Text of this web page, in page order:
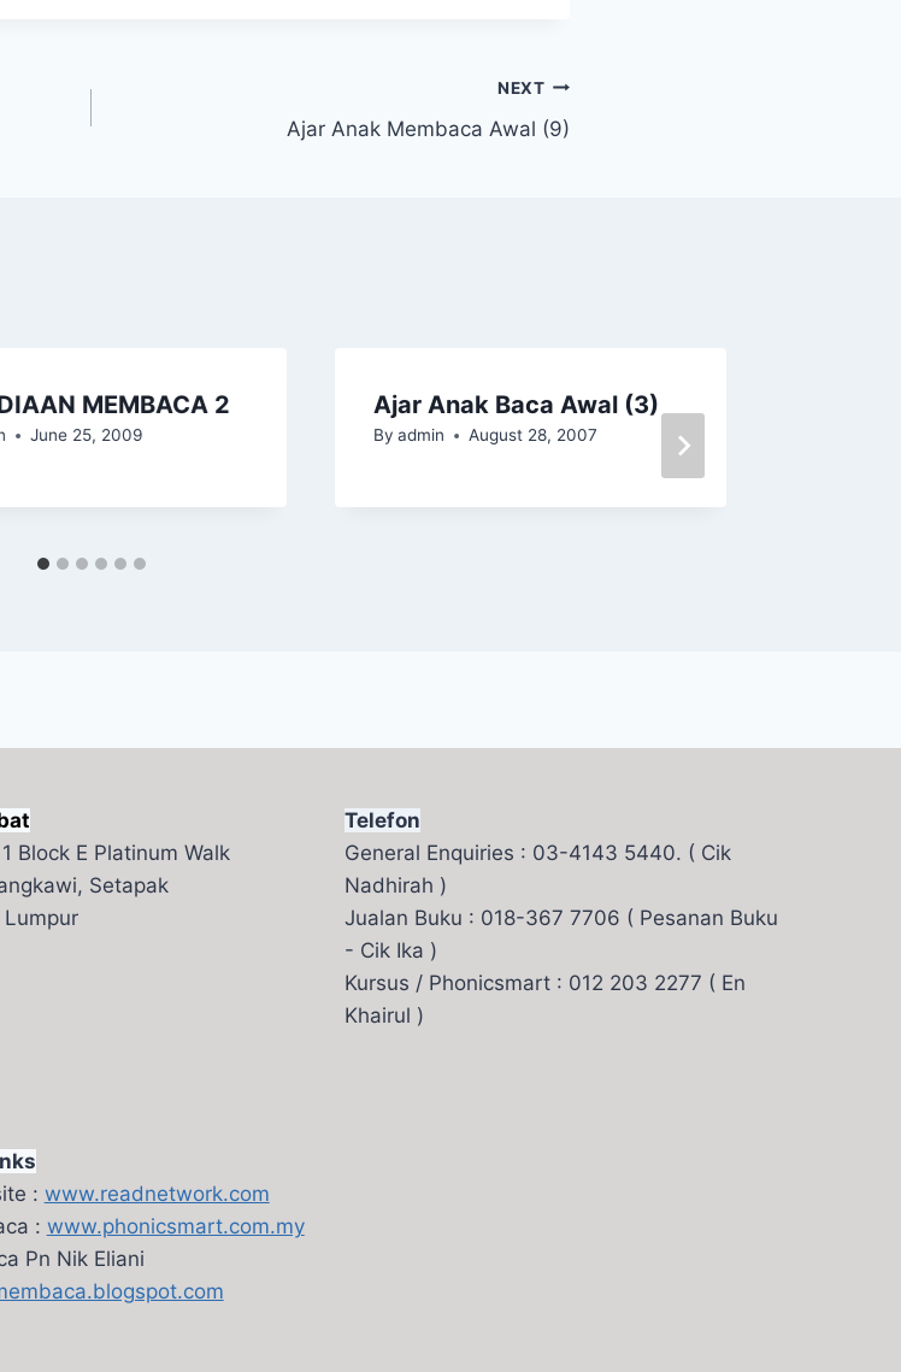
NEXT
Ajar Anak Membaca Awal (9)
MEMBACA 2
June 25, 2009
Ajar Anak Baca Awal (3)
By admin August 28, 2007
Block E Platinum Walk
Setapak
Telefon
General Enquiries : 03-4143 5440. ( Cik
Nadhirah )
Jualan Buku : 018-367 7706 ( Pesanan Buku
- Cik Ika )
Kursus / Phonicsmart : 012 203 2277 ( En
Khairul )
: www.readnetwork.com
: www.phonicsmart.com.my
Pn Nik Eliani